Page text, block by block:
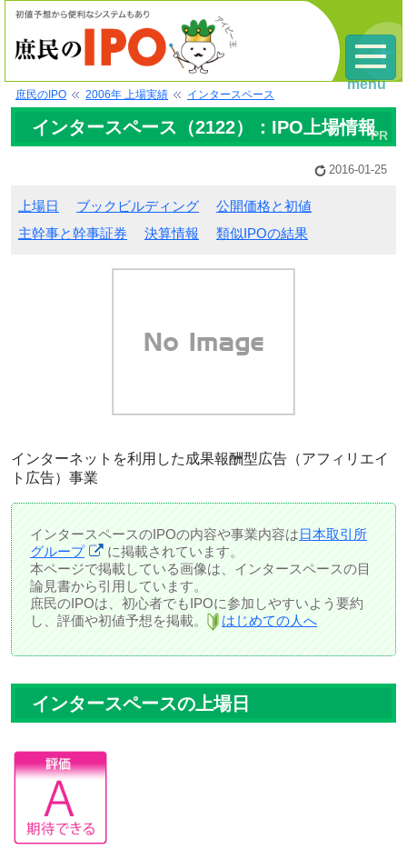
庶民のIPO 2006年 上場実績 インタースペース
インタースペース（2122）：IPO上場情報
2016-01-25
上場日 ブックビルディング
公開価格と初値
主幹事と幹事証券
決算情報 類似IPOの結果
インターネットを利用した成果報酬型広告（アフィリエイ
ト広告）事業
インタースペースのIPOの内容や事業内容は日本取引所
グループ
に掲載されています。
本ページで掲載している画像は、インタースペースの目
論見書から引用しています。
庶民のIPOは、初心者でもIPOに参加しやすいよう要約
し、評価や初値予想を掲載。
はじめての人へ
インタースペースの上場日
menu